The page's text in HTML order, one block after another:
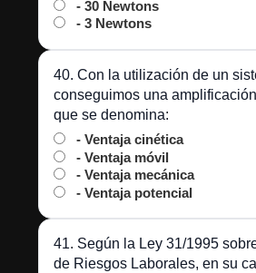
- 30 Newtons
- 3 Newtons
40. Con la utilización de un
conseguimos una
que se denomina:
- Ventaja cinética
- Ventaja móvil
- Ventaja mecánica
- Ventaja potencial
41. Según la Ley 31/1995
de Riesgos Laborales, en su